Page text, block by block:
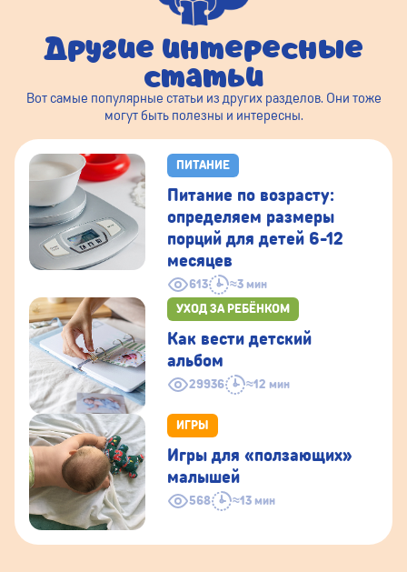
Другие интересные
статьи
Вот самые популярные статьи из других разделов. Они тоже
могут быть полезны и интересны.
ПИТАНИЕ
613 ≈3 мин
Питание по возрасту:
определяем размеры
порций для детей 6-12
месяцев
УХОД ЗА РЕБЁНКОМ
29936 ≈12 мин
Как вести детский
альбом
ИГРЫ
568 ≈13 мин
Игры для «ползающих»
малышей